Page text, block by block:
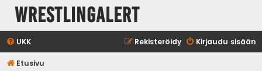
WrestlingAlert
UKK Kirjaudu sisään
Rekisteröidy
Etusivu